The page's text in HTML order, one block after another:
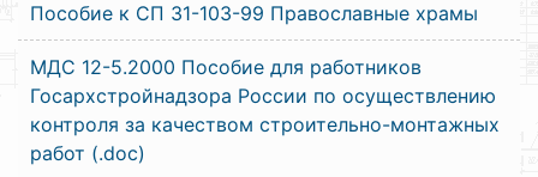
Пособие к СП 31-103-99 Православные храмы
МДС 12-5.2000 Пособие для работников
Госархстройнадзора России по осуществлению
контроля за качеством строительно-монтажных
работ (.doc)